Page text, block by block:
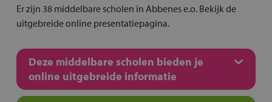
Er zijn 38 middelbare scholen in Abbenes e.o. Bekijk de
uitgebreide online presentatiepagina.
Deze middelbare scholen bieden je
online uitgebreide informatie